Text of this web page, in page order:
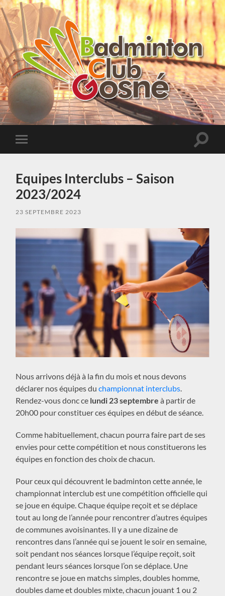
Badminton
Club
de
Toggle
mobile
Toggle
Equipes Interclubs – Saison
2023/2024
23 SEPTEMBRE 2023
Nous arrivons déjà à la fin du mois et nous devons
déclarer nos équipes duchampionnat interclubs
Rendez-vous donc ce lundi 23 septembre à partir de
20h00 pour constituer ces équipes en début de séance.
Comme habituellement, chacun pourra faire part de ses
envies pour cette compétition et nous constituerons les
équipes en fonction des choix de chacun.
Pour ceux qui découvrent le badminton cette année, le
championnat interclub est une compétition officielle qui
se joue en équipe. Chaque équipe reçoit et se déplace
tout au long de l’année pour rencontrer d’autres équipes
de communes avoisinantes. Il y a une dizaine de
rencontres dans l’année qui se jouent le soir en semaine,
soit pendant nos séances lorsque l’équipe reçoit, soit
pendant leurs séances lorsque l’on se déplace. Une
rencontre se joue en matchs simples, doubles homme,
doubles dame et doubles mixte, chacun jouant 1 ou 2